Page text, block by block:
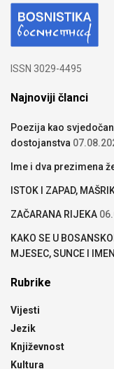
ISSN 3029-4495
Najnoviji članci
Poezija kao
dostojanstva
Ime i dva prezimena
ISTOK I ZAPAD,
ZAČARANA RIJEKA
KAKO SE U
MJESEC, SUNCE I
Rubrike
Vijesti
Jezik
Književnost
Kultura